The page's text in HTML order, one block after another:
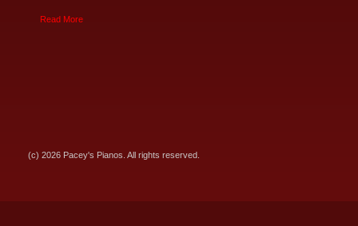
Read More
(c) 2026 Pacey's Pianos. All rights reserved.